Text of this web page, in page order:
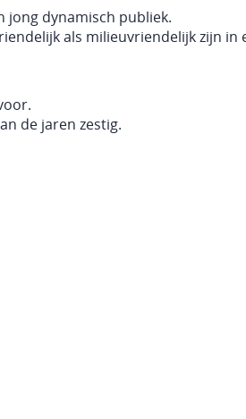
jong dynamisch publiek.
als milieuvriendelijk zijn in
de jaren zestig.